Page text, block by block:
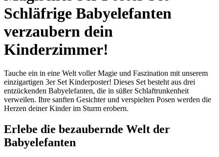
Schläfrige Babyelefanten
verzaubern dein
Kinderzimmer!
Tauche ein in eine Welt voller Magie und Faszination mit unserem
einzigartigen 3er Set Kinderposter! Dieses Set besteht aus drei
entzückenden Babyelefanten, die in süßer Schlaftrunkenheit
verweilen. Ihre sanften Gesichter und verspielten Posen werden die
Herzen deiner Kinder im Sturm erobern.
Erlebe die bezaubernde Welt der
Babyelefanten